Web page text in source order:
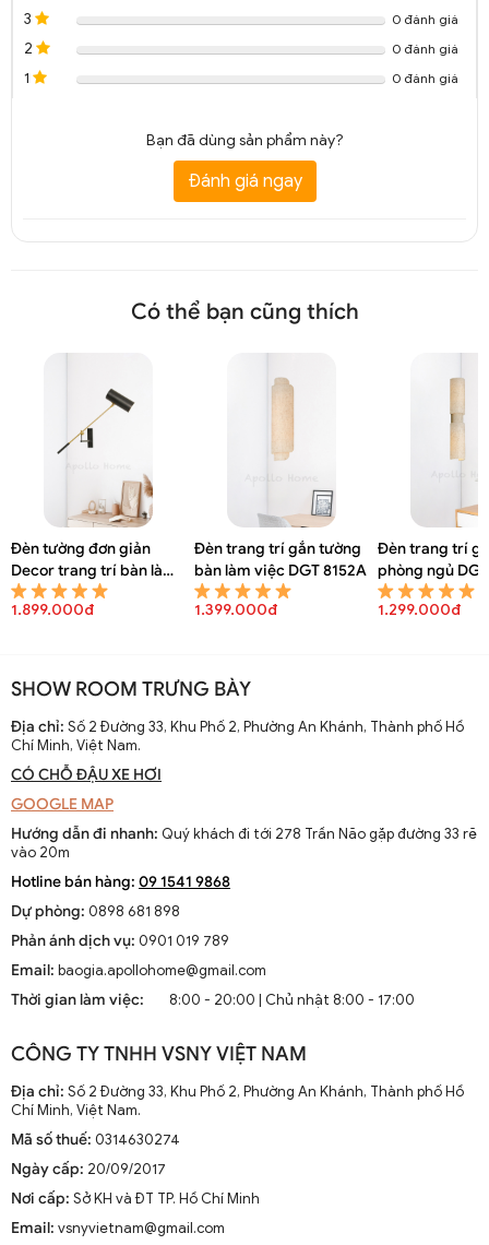
3 0 đánh giá
2 0 đánh giá
1 0 đánh giá
Bạn đã dùng sản phẩm này?
Đánh giá ngay
Có thể bạn cũng thích
Đèn tường đơn giản
Decor trang trí bàn làm
việc DGT 8154A
1.899.000đ
Đèn trang trí gắn tường
bàn làm việc DGT 8152A
1.399.000đ
Đèn trang trí
phòng ngủ
1.299.000đ
SHOW ROOM TRƯNG BÀY
Địa chỉ: Số 2 Đường 33, Khu Phố 2, Phường An Khánh, Thành phố Hồ
Chí Minh, Việt Nam.
CÓ CHỖ ĐẬU XE HƠI
GOOGLE MAP
Hướng dẫn đi nhanh: Quý khách đi tới 278 Trần Não gặp đường 33 rẽ
vào 20m
Hotline bán hàng: 09 1541 9868
Dự phòng: 0898 681 898
Phản ánh dịch vụ: 0901 019 789
Email: baogia.apollohome@gmail.com
Thời gian làm việc:
8:00 - 20:00 | Chủ nhật 8:00 - 17:00
CÔNG TY TNHH VSNY VIỆT NAM
Địa chỉ: Số 2 Đường 33, Khu Phố 2, Phường An Khánh, Thành phố Hồ
Chí Minh, Việt Nam.
Mã số thuế: 0314630274
Ngày cấp: 20/09/2017
Nơi cấp: Sở KH và ĐT TP. Hồ Chí Minh
Email: vsnyvietnam@gmail.com